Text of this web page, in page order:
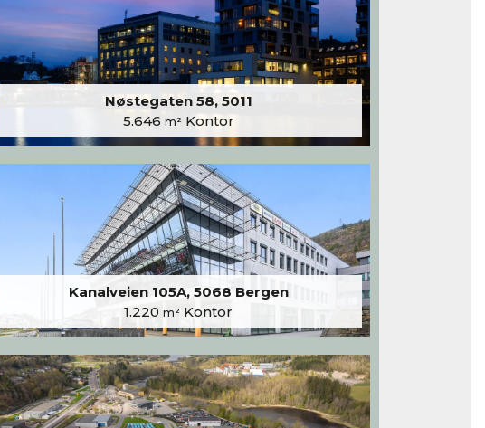
Nøstegaten 58, 5011
5.646 m²Kontor
Kanalveien 105A, 5068 Bergen
1.220 m²Kontor